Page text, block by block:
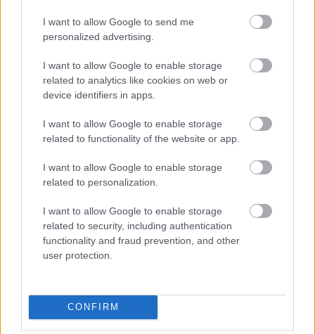
I want to allow Google to send me
personalized advertising.
I want to allow Google to enable storage
related to analytics like cookies on web or
device identifiers in apps.
I want to allow Google to enable storage
related to functionality of the website or app.
I want to allow Google to enable storage
related to personalization.
I want to allow Google to enable storage
related to security, including authentication
functionality and fraud prevention, and other
user protection.
CONFIRM
Parc Fermé
7 perce
Bullhoz?